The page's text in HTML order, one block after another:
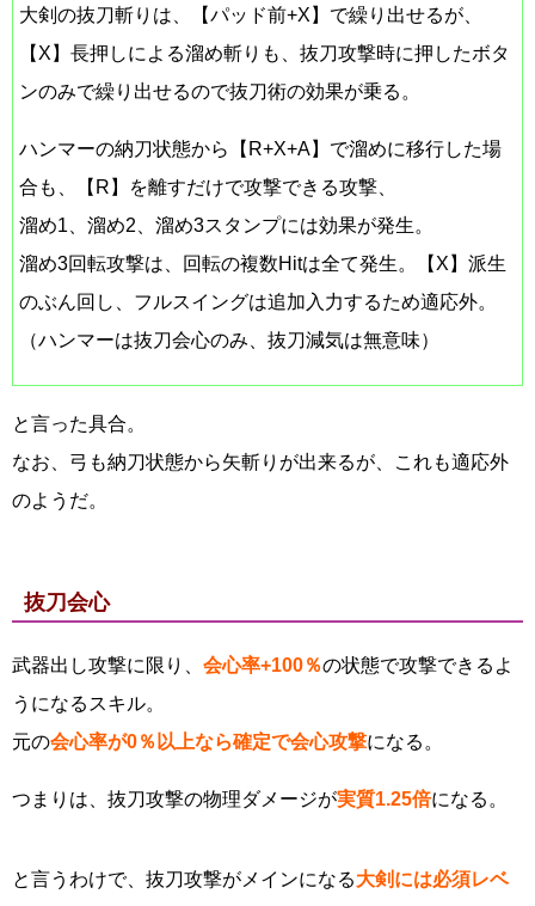
大剣の抜刀斬りは、【パッド前+X】で繰り出せるが、
【X】長押しによる溜め斬りも、抜刀攻撃時に押したボタ
ンのみで繰り出せるので抜刀術の効果が乗る。
ハンマーの納刀状態から【R+X+A】で溜めに移行した場
合も、【R】を離すだけで攻撃できる攻撃、
溜め1、溜め2、溜め3スタンプには効果が発生。
溜め3回転攻撃は、回転の複数Hitは全て発生。【X】派生
のぶん回し、フルスイングは追加入力するため適応外。
（ハンマーは抜刀会心のみ、抜刀減気は無意味）
と言った具合。
なお、弓も納刀状態から矢斬りが出来るが、これも適応外
のようだ。
抜刀会心
武器出し攻撃に限り、 会心率+100％の状態で攻撃できるよ
うになるスキル。
元の会心率が0％以上なら確定で会心攻撃になる。
つまりは、抜刀攻撃の物理ダメージが実質1.25倍になる。
と言うわけで、抜刀攻撃がメインになる大剣には必須レベ